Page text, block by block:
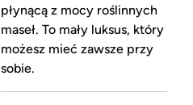
płynącą z mocy roślinnych
maseł. To mały luksus, który
możesz mieć zawsze przy
sobie.